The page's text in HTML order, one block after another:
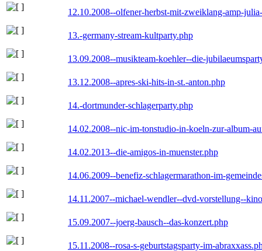
12.10.2008--olfener-herbst-mit-zweiklang-amp-
13.-germany-stream-kultparty.php
13.09.2008--musikteam-koehler--die-
13.12.2008--apres-ski-hits-in-st.-anton.php
14.-dortmunder-schlagerparty.php
14.02.2008--nic-im-tonstudio-in-koeln-zur-album-
14.02.2013--die-amigos-in-muenster.php
14.06.2009--benefiz-schlagermarathon-im-
14.11.2007--michael-wendler--dvd-vorstellung--
15.09.2007--joerg-bausch--das-konzert.php
15.11.2008--rosa-s-geburtstagsparty-im-